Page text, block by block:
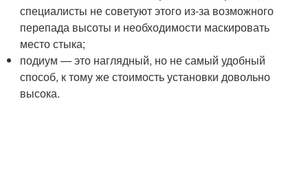
специалисты не советуют этого из-за возможного
перепада высоты и необходимости маскировать
место стыка;
подиум — это наглядный, но не самый удобный
способ, к тому же стоимость установки довольно
высока.